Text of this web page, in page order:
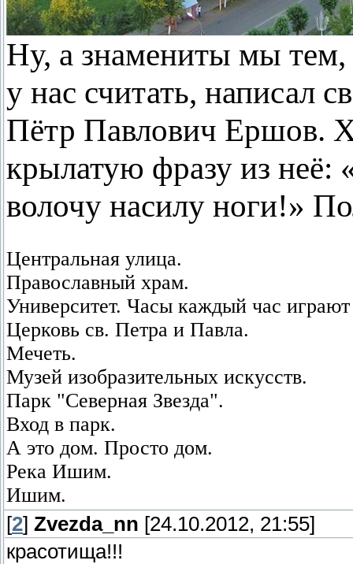
Ну, а знамениты мы тем,
у нас считать, написал
Пётр Павлович Ершов.
крылатую фразу из неё:
волочу насилу ноги!»
Центральная улица.
Православный храм.
Университет. Часы каждый час
Церковь св. Петра и Павла.
Мечеть.
Музей изобразительных искусств.
Парк "Северная Звезда".
Вход в парк.
А это дом. Просто дом.
Река Ишим.
Ишим.
[2] Zvezda_nn [24.10.2012, 21:55]
красотища!!!